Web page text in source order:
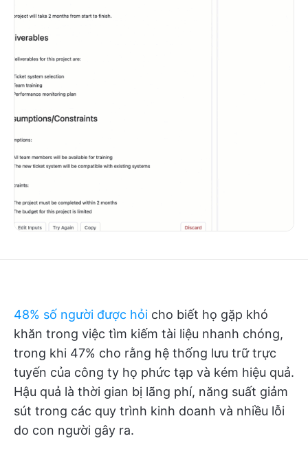
48% số người được hỏi cho biết họ gặp khó
khăn trong việc tìm kiếm tài liệu nhanh chóng,
trong khi 47% cho rằng hệ thống lưu trữ trực
tuyến của công ty họ phức tạp và kém hiệu quả.
Hậu quả là thời gian bị lãng phí, năng suất giảm
sút trong các quy trình kinh doanh và nhiều lỗi
do con người gây ra.